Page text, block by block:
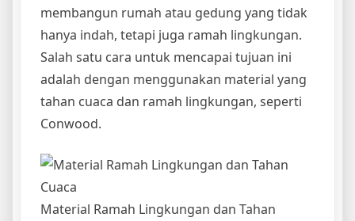
membangun rumah atau gedung yang tidak
hanya indah, tetapi juga ramah lingkungan.
Salah satu cara untuk mencapai tujuan ini
adalah dengan menggunakan material yang
tahan cuaca dan ramah lingkungan, seperti
Conwood.
Material Ramah Lingkungan dan Tahan